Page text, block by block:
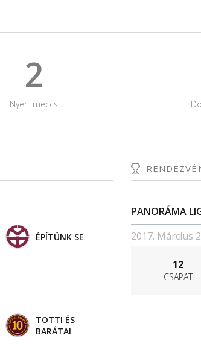
2
Nyert meccs
ÉPÍTÜNK SE
TOTTI ÉS
BARÁTAI
PANORÁMA
2017. Március
12
CSAPAT